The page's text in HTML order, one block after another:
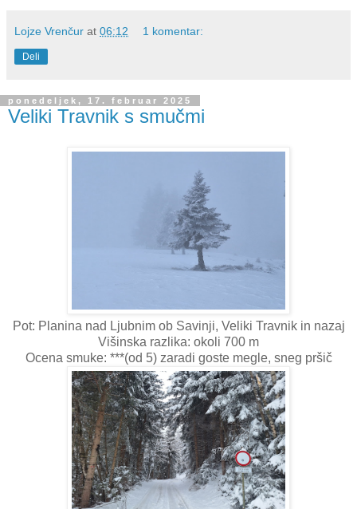
Lojze Vrenčur at 06:12 1 komentar:
Deli
ponedeljek, 17. februar 2025
Veliki Travnik s smučmi
Pot: Planina nad Ljubnim ob Savinji, Veliki Travnik in nazaj
Višinska razlika: okoli 700 m
Ocena smuke: ***(od 5) zaradi goste megle, sneg pršič